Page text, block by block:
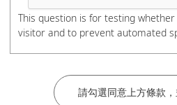
電話號碼
This question is for testing
visitor and to prevent automated